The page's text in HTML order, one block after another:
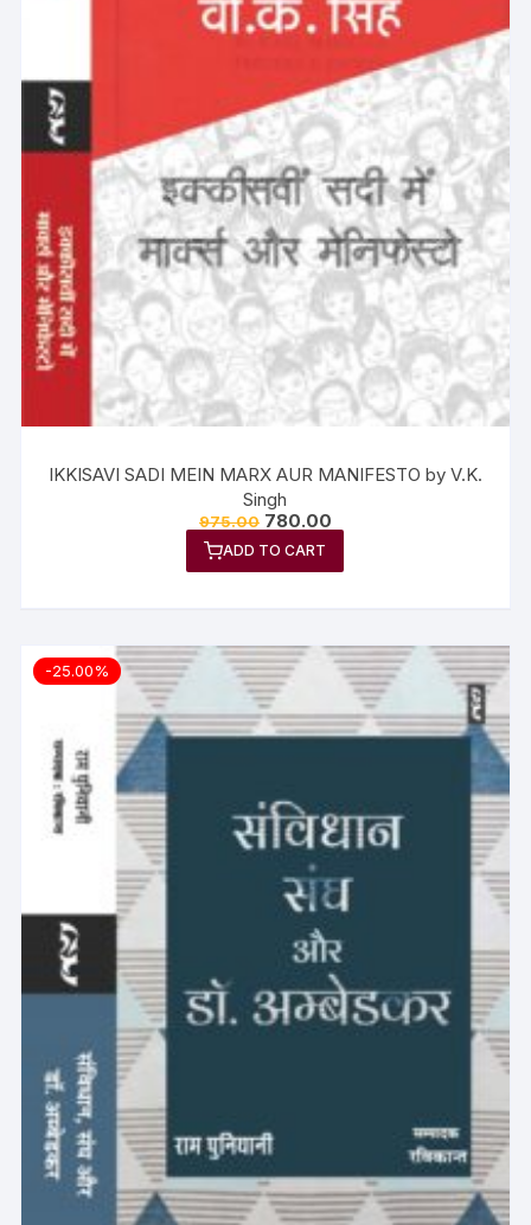
IKKISAVI SADI MEIN MARX AUR MANIFESTO by V.K.
Singh
975.00 780.00
ADD TO CART
-25.00%